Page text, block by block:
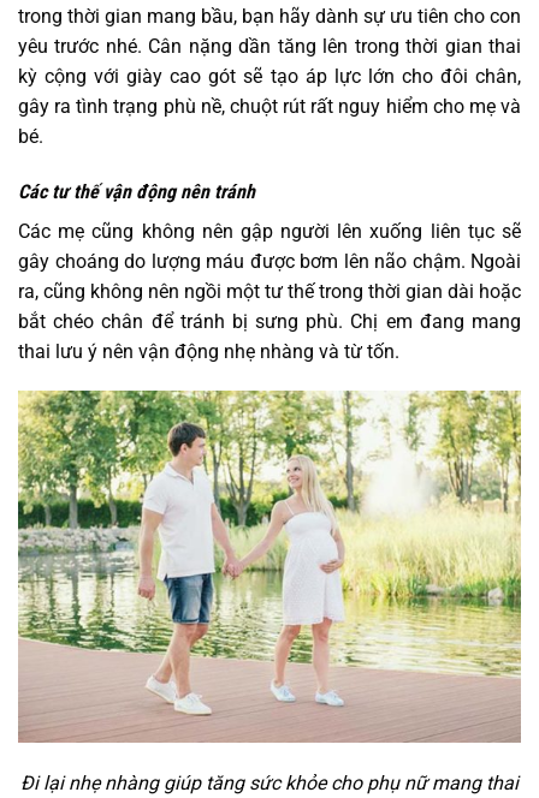
trong thời gian mang bầu, bạn hãy dành sự ưu tiên cho con
yêu trước nhé. Cân nặng dần tăng lên trong thời gian thai
kỳ cộng với giày cao gót sẽ tạo áp lực lớn cho đôi chân,
gây ra tình trạng phù nề, chuột rút rất nguy hiểm cho mẹ và
bé.
Các tư thế vận động nên tránh
Các mẹ cũng không nên gập người lên xuống liên tục sẽ
gây choáng do lượng máu được bơm lên não chậm. Ngoài
ra, cũng không nên ngồi một tư thế trong thời gian dài hoặc
bắt chéo chân để tránh bị sưng phù. Chị em đang mang
thai lưu ý nên vận động nhẹ nhàng và từ tốn.
Đi lại nhẹ nhàng giúp tăng sức khỏe cho phụ nữ mang thai